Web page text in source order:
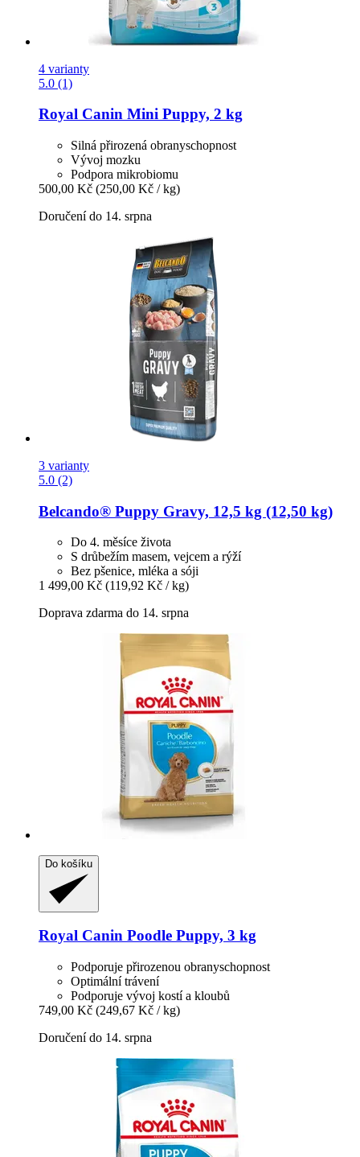
4 varianty
5.0 (1)
Royal Canin Mini Puppy, 2 kg
Silná přirozená obranyschopnost
Vývoj mozku
Podpora mikrobiomu
500,00 Kč (250,00 Kč / kg)
Doručení do 14. srpna
3 varianty
5.0 (2)
Belcando® Puppy Gravy, 12,5 kg (12,50 kg)
Do 4. měsíce života
S drůbežím masem, vejcem a rýží
Bez pšenice, mléka a sóji
1 499,00 Kč (119,92 Kč / kg)
Doprava zdarma do 14. srpna
Do košíku
Royal Canin Poodle Puppy, 3 kg
Podporuje přirozenou obranyschopnost
Optimální trávení
Podporuje vývoj kostí a kloubů
749,00 Kč (249,67 Kč / kg)
Doručení do 14. srpna